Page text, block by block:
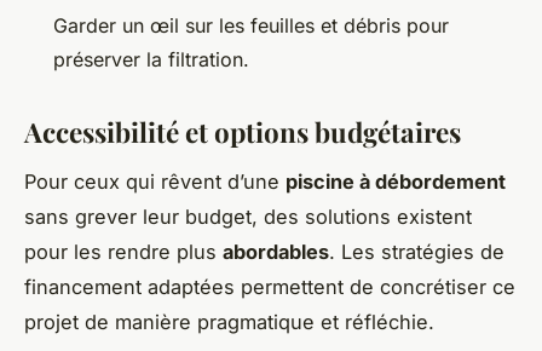
Garder un œil sur les feuilles et débris pour
préserver la filtration.
Accessibilité et options budgétaires
Pour ceux qui rêvent d’une piscine à débordement
sans grever leur budget, des solutions existent
pour les rendre plus abordables. Les stratégies de
financement adaptées permettent de concrétiser ce
projet de manière pragmatique et réfléchie.